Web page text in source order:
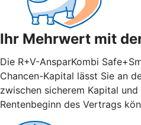
Ihr Mehrwert mit
Die R+V-AnsparKombi
Chancen-Kapital lässt Sie an
zwischen sicherem Kapital
Rentenbeginn des Vertrags